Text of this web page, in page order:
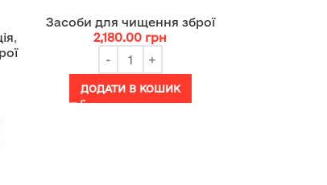
,
Засоби для чищення зброї
2,180.00 грн
ДОДАТИ В КОШИК